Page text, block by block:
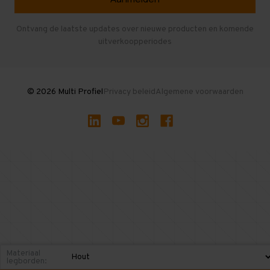
Gebruikte entresolvloeren
Ontvang de laatste updates over nieuwe producten en komende
uitverkoopperiodes
© 2026 Multi ProfielPrivacy beleidAlgemene voorwaarden
Materiaal
legborden: